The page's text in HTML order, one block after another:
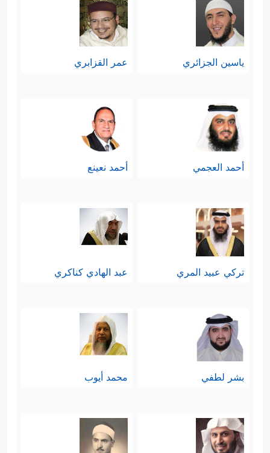
ياسين الجزائري عمر القزابري
أحمد العجمي أحمد نعينع
تركي عبيد المري عبد الهادي كناكري
بشر لطفي محمد أيوب